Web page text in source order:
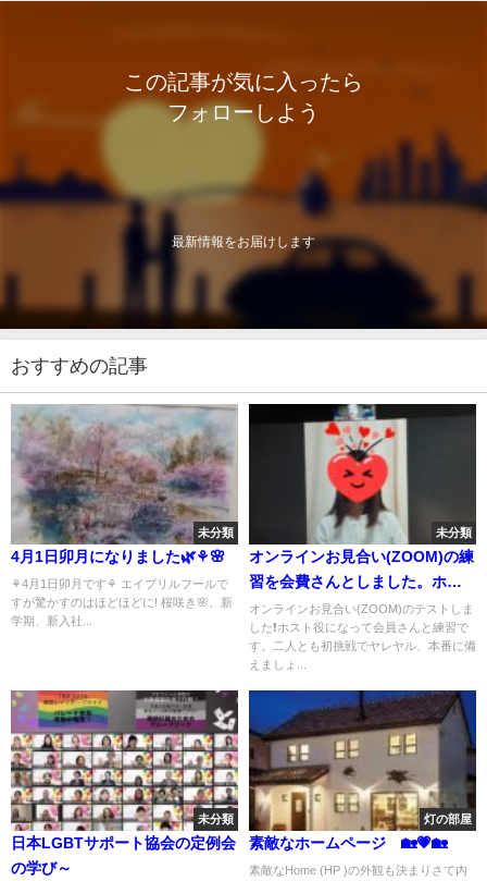
この記事が気に入ったら
フォローしよう
最新情報をお届けします
おすすめの記事
未分類
4月1日卯月になりました🌿⚘️🌸
⚘️4月1日卯月です⚘️ エイプリルフールで
すが驚かすのはほどほどに! 桜咲き🌸、新
学期、新入社...
未分類
オンラインお見合い(ZOOM)の練
習を会費さんとしました。ホス
ト役にも挑戦しました💪
オンラインお見合い(ZOOM)のテストしま
した❗ホスト役になって会員さんと練習で
す。二人とも初挑戦でヤレヤル、本番に備
えましょ...
未分類
日本LGBTサポート協会の定例会
の学び～
灯の部屋
素敵なホームページ 🏡💗🏡
素敵なHome (HP )の外観も決まりさて内